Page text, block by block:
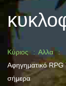
Κύριος
Αλλα
Αφηγηματικό RPG
σήμερα